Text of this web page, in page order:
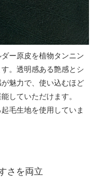
ー原皮を植物タンニン
。透明感ある艶感とシ
魅力で、使い込むほど
していただけます。
毛生地を使用していま
さを両立